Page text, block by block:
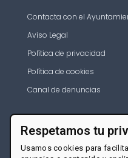
Contacta con el
Aviso Legal
Política de privacidad
Política de cookies
Canal de denuncias
Respetamos tu
Usamos cookies para